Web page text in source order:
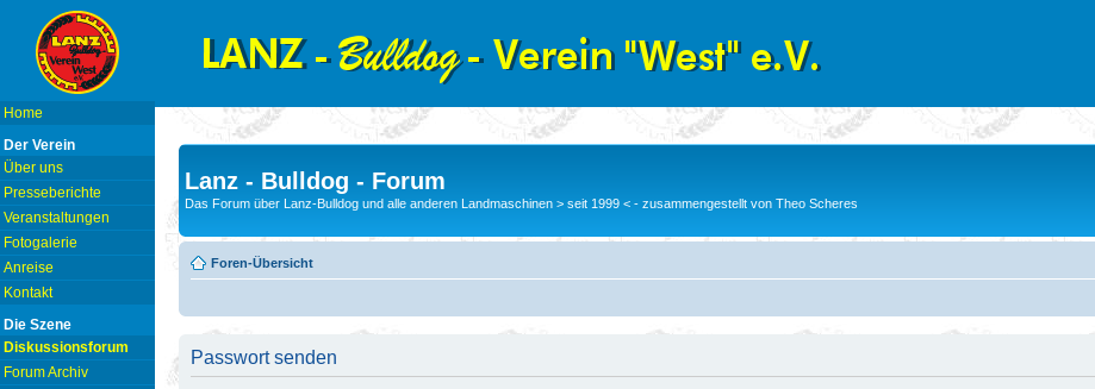
Home
Der Verein
Über uns
Presseberichte
Veranstaltungen
Fotogalerie
Anreise
Kontakt
Die Szene
Diskussionsforum
Forum Archiv
Lanz - Bulldog - Forum
Das Forum über Lanz-Bulldog und alle anderen Landmaschinen > seit 1999 < - zusammengestellt von Theo Scheres
Foren-Übersicht
Passwort senden